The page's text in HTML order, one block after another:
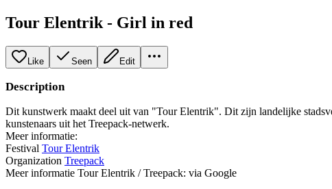
Tour Elentrik - Girl in red
Like Seen Edit
Description
Dit kunstwerk maakt deel uit van "Tour Elentrik". Dit zijn landelijke
kunstenaars uit het Treepack-netwerk.
Meer informatie:
Festival Tour Elentrik
Organization Treepack
Meer informatie Tour Elentrik / Treepack: via Google